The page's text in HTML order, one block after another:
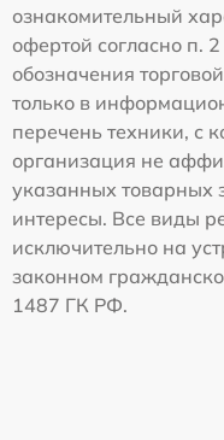
ознакомительный
офертой согласно п.
обозначения
только в
перечень техники, с
организация не
указанных товарных
интересы. Все виды
исключительно на
законном
1487 ГК РФ.